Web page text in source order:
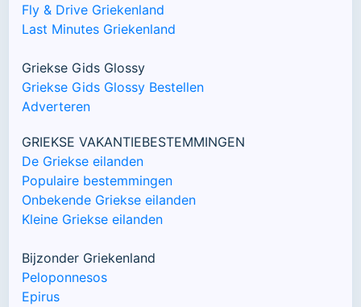
Fly & Drive Griekenland
Last Minutes Griekenland
Griekse Gids Glossy
Griekse Gids Glossy Bestellen
Adverteren
GRIEKSE VAKANTIEBESTEMMINGEN
De Griekse eilanden
Populaire bestemmingen
Onbekende Griekse eilanden
Kleine Griekse eilanden
Bijzonder Griekenland
Peloponnesos
Epirus